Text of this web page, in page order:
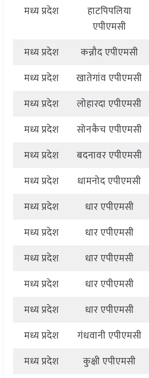
मध्य प्रदेश
हाटपिपलिया
एपीएमसी
मध्य प्रदेश कन्नौद एपीएमसी
मध्य प्रदेश
खातेगांव एपीएमसी
मध्य प्रदेश
लोहारदा एपीएमसी
मध्य प्रदेश
सोनकैच एपीएमसी
मध्य प्रदेश
बदनावर एपीएमसी
मध्य प्रदेश
धामनोद एपीएमसी
मध्य प्रदेश
धार एपीएमसी
मध्य प्रदेश
धार एपीएमसी
मध्य प्रदेश
धार एपीएमसी
मध्य प्रदेश
धार एपीएमसी
मध्य प्रदेश
धार एपीएमसी
मध्य प्रदेश
गंधवानी एपीएमसी
मध्य प्रदेश
कुक्षी एपीएमसी